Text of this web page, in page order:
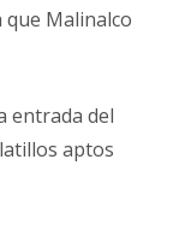
Malinalco
entrada del
aptos